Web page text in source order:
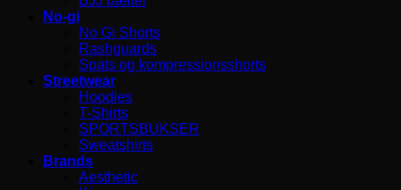
No-gi
No Gi Shorts
Rashguards
Spats og kompressionsshorts
Streetwear
Hoodies
T-Shirts
SPORTSBUKSER
Sweatshirts
Brands
Aesthetic